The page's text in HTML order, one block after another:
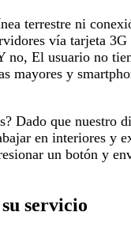
terrestre ni
vía tarjeta
El usuario no
mayores y
Dado que nuestro
en interiores y
un botón y
servicio